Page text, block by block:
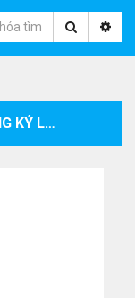
HỆ THỐNG YÊU CẦU BẠN PHẢI ĐĂNG KÝ LÀM THÀNH VIÊN VÀ ĐĂNG NHẬP VÀO HỆ THỐNG ĐỂ XEM THÔNG TIN CÁ NHÂN CỦA THÀNH VIÊN.